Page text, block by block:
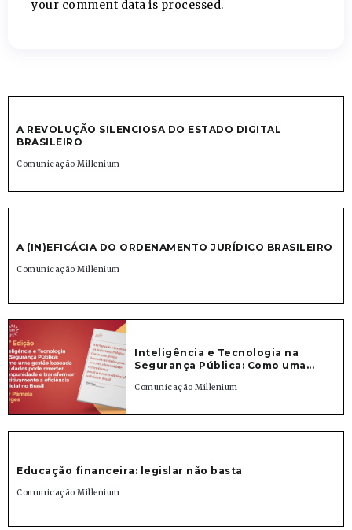
your comment data is processed.
A REVOLUÇÃO SILENCIOSA DO ESTADO DIGITAL
BRASILEIRO
Comunicação Millenium
A (IN)EFICÁCIA DO ORDENAMENTO JURÍDICO BRASILEIRO
Comunicação Millenium
Inteligência e Tecnologia na
Segurança Pública: Como uma...
Comunicação Millenium
Educação financeira: legislar não basta
Comunicação Millenium